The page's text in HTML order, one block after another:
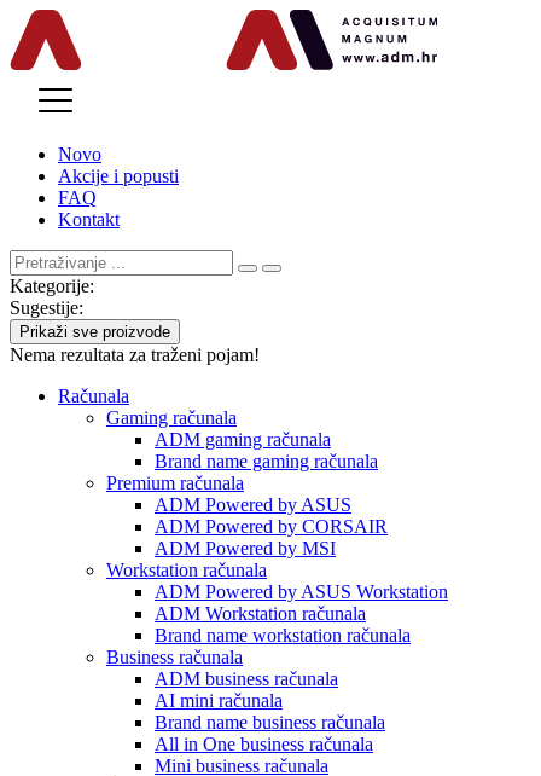
Novo
Akcije i popusti
FAQ
Kontakt
Kategorije:
Sugestije:
Prikaži sve proizvode
Nema rezultata za traženi pojam!
Računala
Gaming računala
ADM gaming računala
Brand name gaming računala
Premium računala
ADM Powered by ASUS
ADM Powered by CORSAIR
ADM Powered by MSI
Workstation računala
ADM Powered by ASUS Workstation
ADM Workstation računala
Brand name workstation računala
Business računala
ADM business računala
AI mini računala
Brand name business računala
All in One business računala
Mini business računala